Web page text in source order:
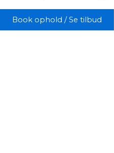
Book ophold / Se tilbud